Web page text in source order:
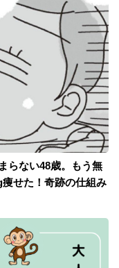
らない48歳。もう無
せた！奇跡の仕組み